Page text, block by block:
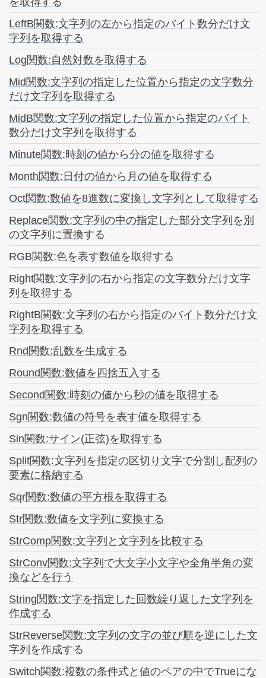
LeftB関数:文字列の左から指定のバイト数分だけ文
字列を取得する
Log関数:自然対数を取得する
Mid関数:文字列の指定した位置から指定の文字数分
だけ文字列を取得する
MidB関数:文字列の指定した位置から指定のバイト
数分だけ文字列を取得する
Minute関数:時刻の値から分の値を取得する
Month関数:日付の値から月の値を取得する
Oct関数:数値を8進数に変換し文字列として取得する
Replace関数:文字列の中の指定した部分文字列を別
の文字列に置換する
RGB関数:色を表す数値を取得する
Right関数:文字列の右から指定の文字数分だけ文字
列を取得する
RightB関数:文字列の右から指定のバイト数分だけ文
字列を取得する
Rnd関数:乱数を生成する
Round関数:数値を四捨五入する
Second関数:時刻の値から秒の値を取得する
Sgn関数:数値の符号を表す値を取得する
Sin関数:サイン(正弦)を取得する
Split関数:文字列を指定の区切り文字で分割し配列の
要素に格納する
Sqr関数:数値の平方根を取得する
Str関数:数値を文字列に変換する
StrComp関数:文字列と文字列を比較する
StrConv関数:文字列で大文字小文字や全角半角の変
換などを行う
String関数:文字を指定した回数繰り返した文字列を
作成する
StrReverse関数:文字列の文字の並び順を逆にした文
字列を作成する
Switch関数:複数の条件式と値のペアの中でTrueにな